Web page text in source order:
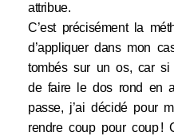
attribue.
C’est précisément la
d’appliquer dans mon
tombés sur un os, car si
de faire le dos rond en
passe, j’ai décidé pour
rendre coup pour coup !